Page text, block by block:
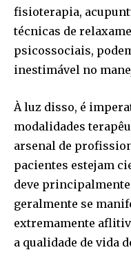
fisioterapia,
técnicas de
psicossociais,
inestimável no
À luz disso, é
modalidades
arsenal de
pacientes estejam
deve principalmente
geralmente se
extremamente
a qualidade de vida